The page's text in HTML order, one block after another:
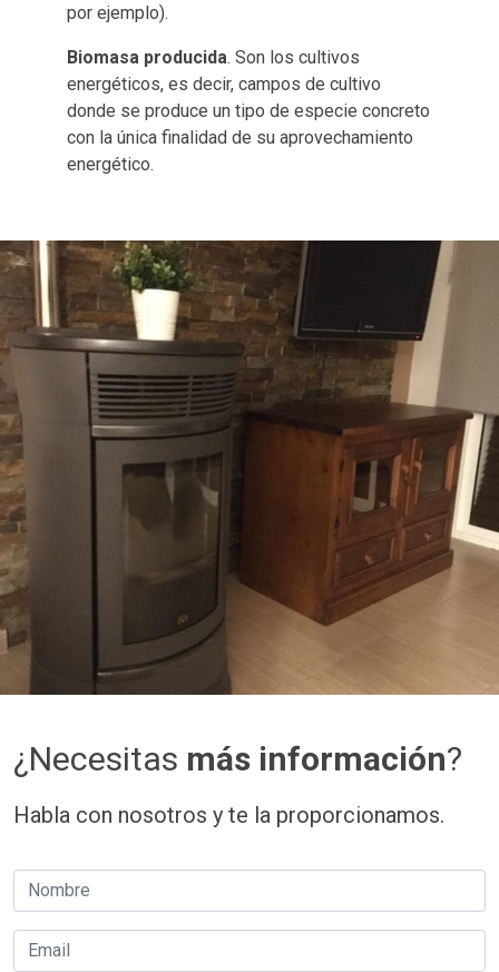
por ejemplo).
Biomasa producida. Son los cultivos
energéticos, es decir, campos de cultivo
donde se produce un tipo de especie concreto
con la única finalidad de su aprovechamiento
energético.
¿Necesitas más información?
Habla con nosotros y te la proporcionamos.